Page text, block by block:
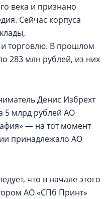
века и признано
Сейчас корпуса
торговлю. В прошлом
283 млн рублей, из них
Денис Избрехт
5 млрд рублей АО
— на тот момент
принадлежало АО
что в начале этого
АО «СПб Принт»